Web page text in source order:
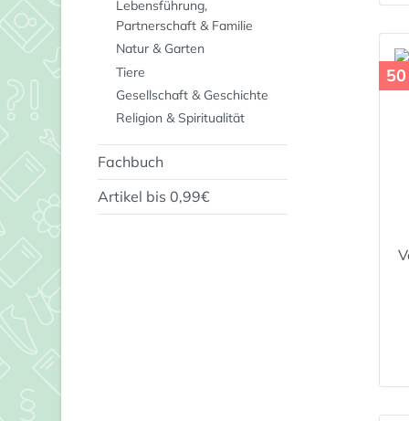
Lebensführung,
Partnerschaft & Familie
Natur & Garten
Tiere
Gesellschaft & Geschichte
Religion & Spiritualität
Fachbuch
Artikel bis 0,99€